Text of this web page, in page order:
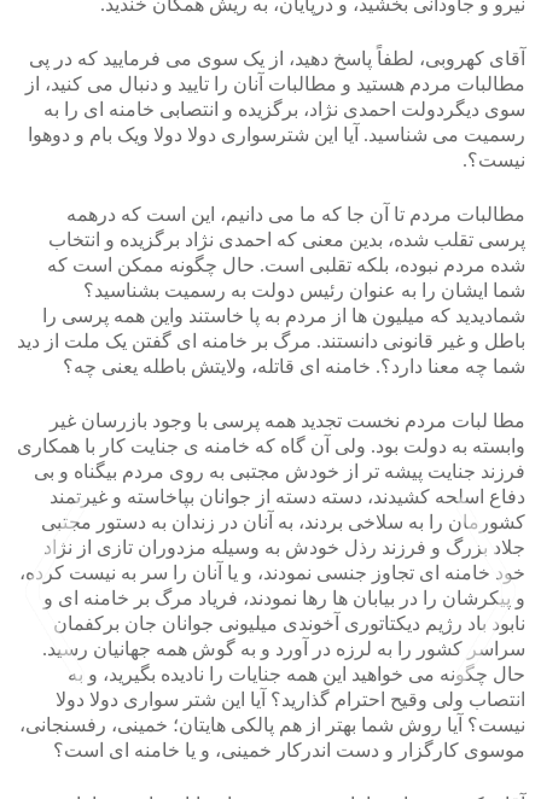
نیرو و جاودانی بخشید، و درپایان، به ریش همگان خندید.
آقای کهروبی، لطفاً پاسخ دهید، از یک سوی می فرمایید که در پی
مطالبات مردم هستید و مطالبات آنان را تایید و دنبال می کنید، از
سوی دیگردولت احمدی نژاد، برگزیده و انتصابی خامنه ای را به
رسمیت می شناسید. آیا این شترسواری دولا دولا ویک بام و دوهوا
نیست؟.
مطالبات مردم تا آن جا که ما می دانیم، این است که درهمه
پرسی تقلب شده، بدین معنی که احمدی نژاد برگزیده و انتخاب
شده مردم نبوده، بلکه تقلبی است. حال چگونه ممکن است که
شما ایشان را به عنوان رئیس دولت به رسمیت بشناسید؟
شمادیدید که میلیون ها از مردم به پا خاستند واین همه پرسی را
باطل و غیر قانونی دانستند. مرگ بر خامنه ای گفتن یک ملت از دید
شما چه معنا دارد؟. خامنه ای قاتله، ولایتش باطله یعنی چه؟
مطا لبات مردم نخست تجدید همه پرسی با وجود بازرسان غیر
وابسته به دولت بود. ولی آن گاه که خامنه ی جنایت کار با همکاری
فرزند جنایت پیشه تر از خودش مجتبی به روی مردم بیگناه و بی
دفاع اسلحه کشیدند، دسته دسته از جوانان بپاخاسته و غیرتمند
کشورمان را به سلاخی بردند، به آنان در زندان به دستور مجتبی
جلاد بزرگ و فرزند رذل خودش به وسیله مزدوران تازی از نژاد
خود خامنه ای تجاوز جنسی نمودند، و یا آنان را سر به نیست کرده،
و پیکرشان را در بیابان ها رها نمودند، فریاد مرگ بر خامنه ای و
نابود باد رژیم دیکتاتوری آخوندی میلیونی جوانان جان برکفمان
سراسر کشور را به لرزه در آورد و به گوش همه جهانیان رسید.
حال چگونه می خواهید این همه جنایات را نادیده بگیرید، و به
انتصاب ولی وقیح احترام گذارید؟ آیا این شتر سواری دولا دولا
نیست؟ آیا روش شما بهتر از هم پالکی هایتان؛ خمینی، رفسنجانی،
موسوی کارگزار و دست اندرکار خمینی، و یا خامنه ای است؟
<
>